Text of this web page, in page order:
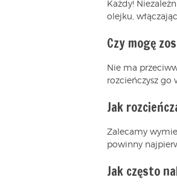
Każdy!
olejku,
Czy mogę
Nie ma
rozcieńczysz go
Jak
Zalecamy
powinny
Jak często